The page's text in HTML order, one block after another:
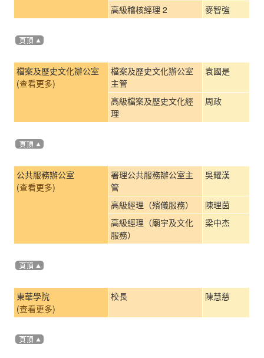
高級稽核經理 2
麥智強
檔案及歷史文化辦公室
(查看更多)
檔案及歷史文化辦公室
主管
袁國是
高級檔案及歷史文化經
理
周政
公共服務辦公室
(查看更多)
署理公共服務辦公室主
管
吳耀漢
高級經理（殯儀服務）
陳理茵
高級經理（廟宇及文化
服務）
梁中杰
東華學院
(查看更多)
校長 陳慧慈